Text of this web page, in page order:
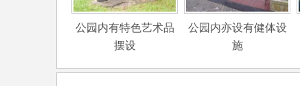
公园内有特色艺术品
摆设
公园内亦设有健体设
施